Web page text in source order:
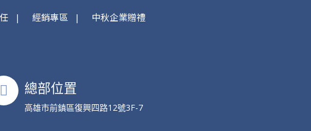
經銷專區 中秋企業贈禮
總部位置
高雄市前鎮區復興四路12號3F-7